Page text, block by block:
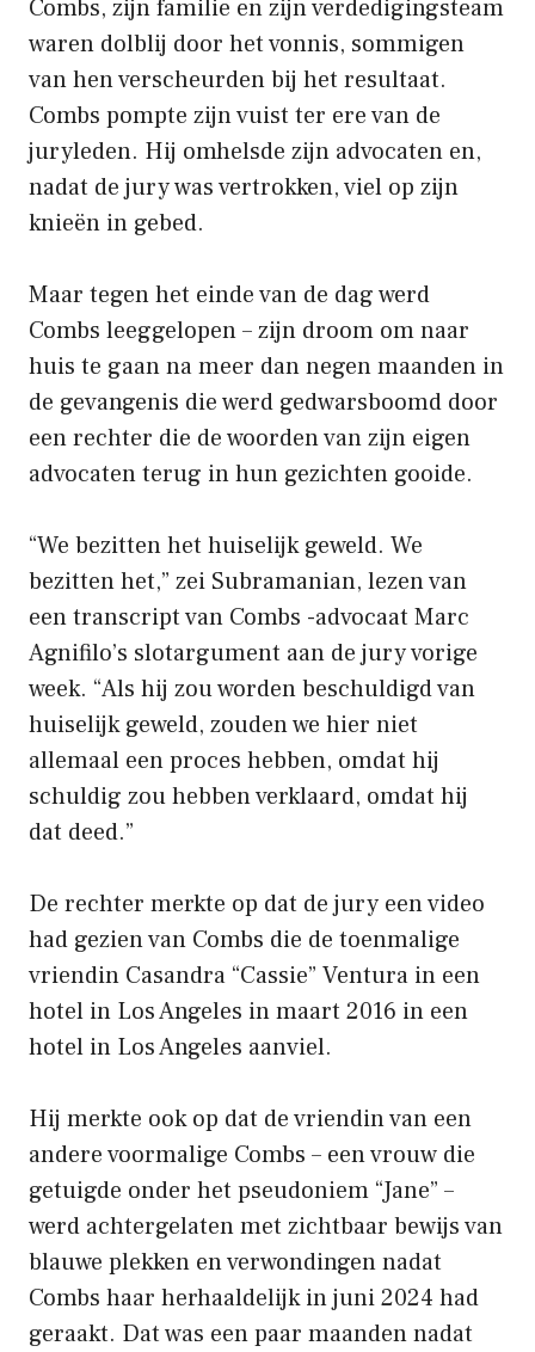
Combs, zijn familie en zijn verdedigingsteam
waren dolblij door het vonnis, sommigen
van hen verscheurden bij het resultaat.
Combs pompte zijn vuist ter ere van de
juryleden. Hij omhelsde zijn advocaten en,
nadat de jury was vertrokken, viel op zijn
knieën in gebed.
Maar tegen het einde van de dag werd
Combs leeggelopen – zijn droom om naar
huis te gaan na meer dan negen maanden in
de gevangenis die werd gedwarsboomd door
een rechter die de woorden van zijn eigen
advocaten terug in hun gezichten gooide.
“We bezitten het huiselijk geweld. We
bezitten het,” zei Subramanian, lezen van
een transcript van Combs -advocaat Marc
Agnifilo’s slotargument aan de jury vorige
week. “Als hij zou worden beschuldigd van
huiselijk geweld, zouden we hier niet
allemaal een proces hebben, omdat hij
schuldig zou hebben verklaard, omdat hij
dat deed.”
De rechter merkte op dat de jury een video
had gezien van Combs die de toenmalige
vriendin Casandra “Cassie” Ventura in een
hotel in Los Angeles in maart 2016 in een
hotel in Los Angeles aanviel.
Hij merkte ook op dat de vriendin van een
andere voormalige Combs – een vrouw die
getuigde onder het pseudoniem “Jane” –
werd achtergelaten met zichtbaar bewijs van
blauwe plekken en verwondingen nadat
Combs haar herhaaldelijk in juni 2024 had
geraakt. Dat was een paar maanden nadat